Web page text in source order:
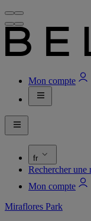
Mon compte
fr
Rechercher une
Mon compte
Miraflores Park